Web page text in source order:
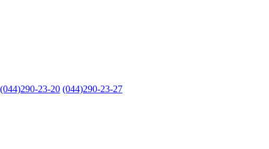
(044)290-23-20 (044)290-23-27